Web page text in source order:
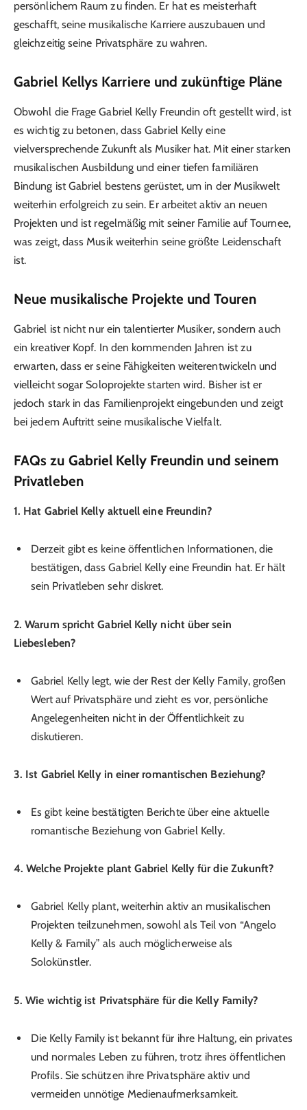
persönlichem Raum zu finden. Er hat es meisterhaft
geschafft, seine musikalische Karriere auszubauen und
gleichzeitig seine Privatsphäre zu wahren.
Gabriel Kellys Karriere und zukünftige Pläne
Obwohl die Frage Gabriel Kelly Freundin oft gestellt wird, ist
es wichtig zu betonen, dass Gabriel Kelly eine
vielversprechende Zukunft als Musiker hat. Mit einer starken
musikalischen Ausbildung und einer tiefen familiären
Bindung ist Gabriel bestens gerüstet, um in der Musikwelt
weiterhin erfolgreich zu sein. Er arbeitet aktiv an neuen
Projekten und ist regelmäßig mit seiner Familie auf Tournee,
was zeigt, dass Musik weiterhin seine größte Leidenschaft
ist.
Neue musikalische Projekte und Touren
Gabriel ist nicht nur ein talentierter Musiker, sondern auch
ein kreativer Kopf. In den kommenden Jahren ist zu
erwarten, dass er seine Fähigkeiten weiterentwickeln und
vielleicht sogar Soloprojekte starten wird. Bisher ist er
jedoch stark in das Familienprojekt eingebunden und zeigt
bei jedem Auftritt seine musikalische Vielfalt.
FAQs zu Gabriel Kelly Freundin und seinem
Privatleben
1. Hat Gabriel Kelly aktuell eine Freundin?
Derzeit gibt es keine öffentlichen Informationen, die
bestätigen, dass Gabriel Kelly eine Freundin hat. Er hält
sein Privatleben sehr diskret.
2. Warum spricht Gabriel Kelly nicht über sein
Liebesleben?
Gabriel Kelly legt, wie der Rest der Kelly Family, großen
Wert auf Privatsphäre und zieht es vor, persönliche
Angelegenheiten nicht in der Öffentlichkeit zu
diskutieren.
3. Ist Gabriel Kelly in einer romantischen Beziehung?
Es gibt keine bestätigten Berichte über eine aktuelle
romantische Beziehung von Gabriel Kelly.
4. Welche Projekte plant Gabriel Kelly für die Zukunft?
Gabriel Kelly plant, weiterhin aktiv an musikalischen
Projekten teilzunehmen, sowohl als Teil von “Angelo
Kelly & Family” als auch möglicherweise als
Solokünstler.
5. Wie wichtig ist Privatsphäre für die Kelly Family?
Die Kelly Family ist bekannt für ihre Haltung, ein privates
und normales Leben zu führen, trotz ihres öffentlichen
Profils. Sie schützen ihre Privatsphäre aktiv und
vermeiden unnötige Medienaufmerksamkeit.